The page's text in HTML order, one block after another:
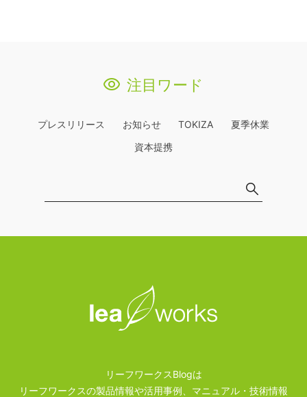
注目ワード
プレスリリース お知らせ TOKIZA
夏季休業
資本提携
リーフワークスBlogは
リーフワークスの製品情報や活用事例、マニュアル・技術情報